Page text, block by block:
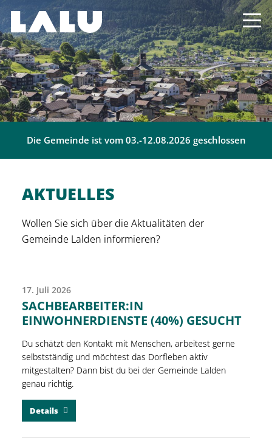
Die Gemeinde ist vom 03.-12.08.2026 geschlossen
AKTUELLES
Wollen Sie sich über die Aktualitäten der
Gemeinde Lalden informieren?
17. Juli 2026
SACHBEARBEITER:IN
EINWOHNERDIENSTE (40%) GESUCHT
Du schätzt den Kontakt mit Menschen, arbeitest gerne
selbstständig und möchtest das Dorfleben aktiv
mitgestalten? Dann bist du bei der Gemeinde Lalden
genau richtig.
Details